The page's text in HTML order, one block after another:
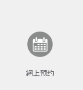
網上预约